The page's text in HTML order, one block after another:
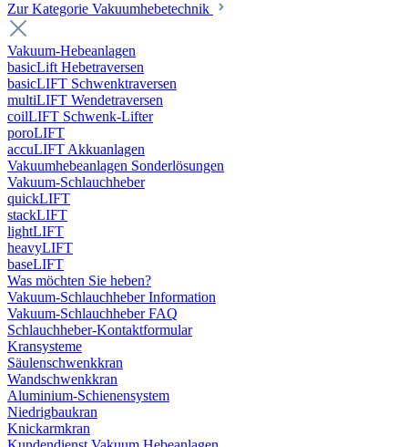
Zur Kategorie Vakuumhebetechnik
Vakuum-Hebeanlagen
basicLift Hebetraversen
basicLIFT Schwenktraversen
multiLIFT Wendetraversen
coilLIFT Schwenk-Lifter
poroLIFT
accuLIFT Akkuanlagen
Vakuumhebeanlagen Sonderlösungen
Vakuum-Schlauchheber
quickLIFT
stackLIFT
lightLIFT
heavyLIFT
baseLIFT
Was möchten Sie heben?
Vakuum-Schlauchheber Information
Vakuum-Schlauchheber FAQ
Schlauchheber-Kontaktformular
Kransysteme
Säulenschwenkkran
Wandschwenkkran
Aluminium-Schienensystem
Niedrigbaukran
Knickarmkran